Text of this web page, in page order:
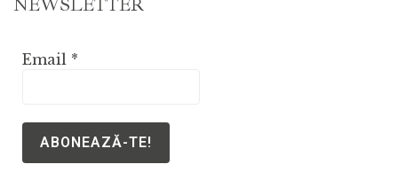
NEWSLETTER
Email *